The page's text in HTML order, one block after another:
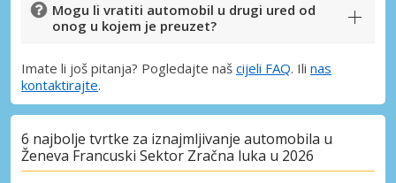
Mogu li vratiti automobil u drugi ured od
onog u kojem je preuzet?
Imate li još pitanja? Pogledajte naš cijeli FAQ. Ili nas
kontaktirajte.
6 najbolje tvrtke za iznajmljivanje automobila u
Ženeva Francuski Sektor Zračna luka u 2026